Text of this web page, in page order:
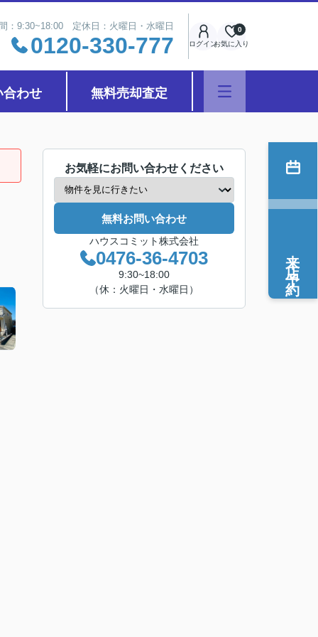
：9:30~18:00 定休日：火曜日・水曜日
0120-330-777 ログインお気に入り
0
合わせ 無料売却査定
お気軽にお問い合わせください
無料お問い合わせ
ハウスコミット株式会社
0476-36-4703
9:30~18:00
（休：火曜日・水曜日）
来店予約